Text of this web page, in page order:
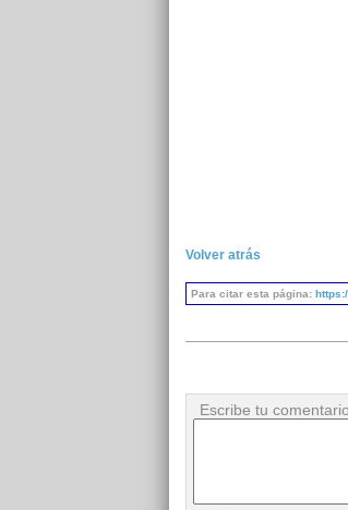
Volver atrás
Para citar esta página:
Escribe tu comentario